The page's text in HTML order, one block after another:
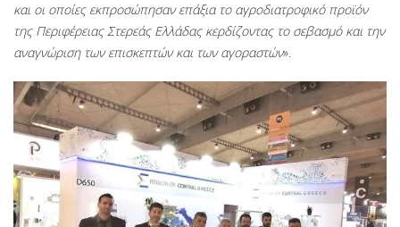
και οι οποίες εκπροσώπησαν επάξια το αγροδιατροφικό προϊόν
της Περιφέρειας Στερεάς Ελλάδας κερδίζοντας το σεβασμό και την
αναγνώριση των επισκεπτών και των αγοραστών».